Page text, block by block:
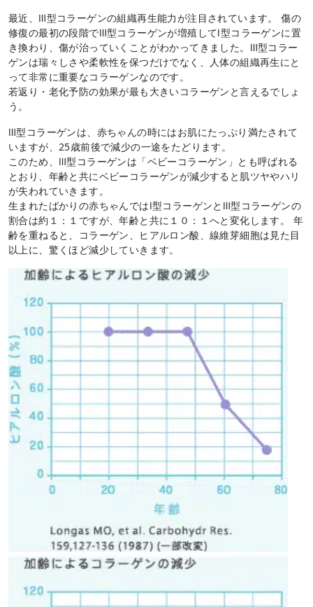
最近、Ⅲ型コラーゲンの組織再生能力が注目されています。 傷の
修復の最初の段階でⅢ型コラーゲンが増殖してⅠ型コラーゲンに置
き換わり、傷が治っていくことがわかってきました。Ⅲ型コラー
ゲンは瑞々しさや柔軟性を保つだけでなく、人体の組織再生にと
って非常に重要なコラーゲンなのです。
若返り・老化予防の効果が最も大きいコラーゲンと言えるでしょ
う。
Ⅲ型コラーゲンは、赤ちゃんの時にはお肌にたっぷり満たされて
いますが、25歳前後で減少の一途をたどります。
このため、Ⅲ型コラーゲンは「ベビーコラーゲン」とも呼ばれる
とおり、年齢と共にベビーコラーゲンが減少すると肌ツヤやハリ
が失われていきます。
生まれたばかりの赤ちゃんではⅠ型コラーゲンとⅢ型コラーゲンの
割合は約１：１ですが、年齢と共に１０：１へと変化します。 年
齢を重ねると、コラーゲン、ヒアルロン酸、線維芽細胞は見た目
以上に、驚くほど減少していきます。